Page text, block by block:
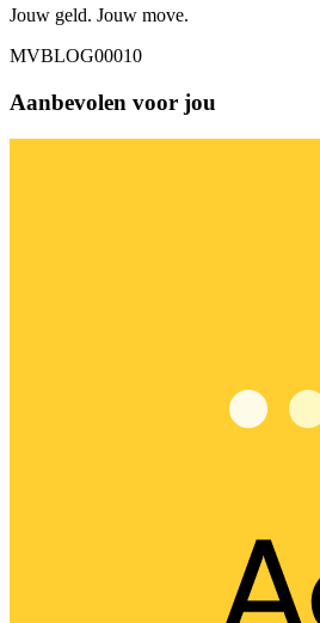
Jouw geld. Jouw move.
MVBLOG00010
Aanbevolen voor jou